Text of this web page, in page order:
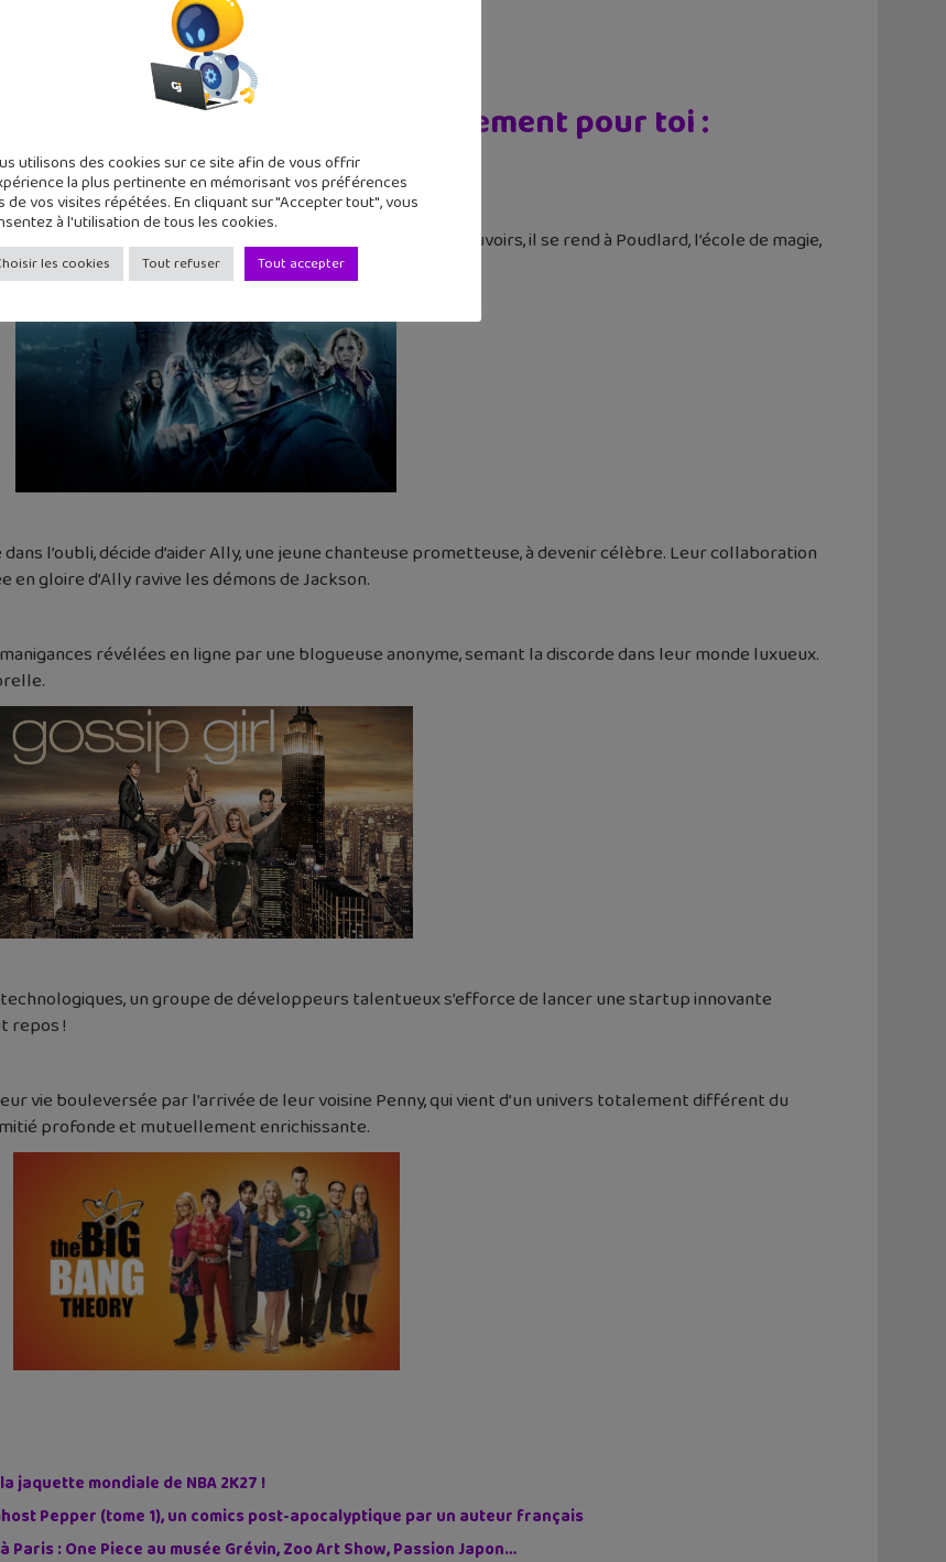
programme de Max spécialement pour toi :
etles sériesaussi !
doté d’un héritage. Pour apprendre à maîtriser ses pouvoirs, il se rend à Poudlard, l’école de magie,
des films est disponible.
l’oubli, décide d’aider Ally, une jeune chanteuse prometteuse, à devenir célèbre. Leur collaboration
gloire d’Ally ravive les démons de Jackson.
révélées en ligne par une blogueuse anonyme, semant la discorde dans leur monde luxueux.
un groupe de développeurs talentueux s’efforce de lancer une startup innovante
repos !
vie bouleversée par l’arrivée de leur voisine Penny, qui vient d’un univers totalement différent du
profonde et mutuellement enrichissante.
jaquette mondiale de NBA 2K27 !
Pepper (tome 1), un comics post-apocalyptique par un auteur français
Paris : One Piece au musée Grévin, Zoo Art Show, Passion Japon…
utilisons des cookies sur ce site afin de vous offrir
la plus pertinente en mémorisant vos préférences
de vos visites répétées. En cliquant sur "Accepter tout", vous
à l'utilisation de tous les cookies.
les cookies Tout refuser Tout accepter